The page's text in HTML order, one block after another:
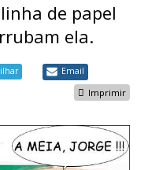
de papel
ela.
Email
Imprimir